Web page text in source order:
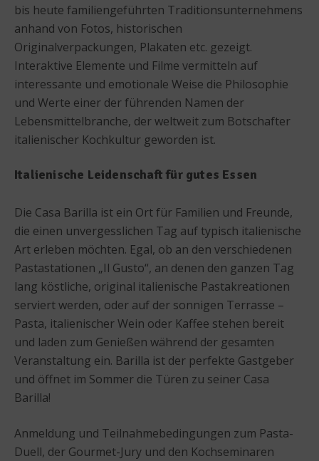
bis heute familiengeführten Traditionsunternehmens
anhand von Fotos, historischen
Originalverpackungen, Plakaten etc. gezeigt.
Interaktive Elemente und Filme vermitteln auf
interessante und emotionale Weise die Philosophie
und Werte einer der führenden Namen der
Lebensmittelbranche, der weltweit zum Botschafter
italienischer Kochkultur geworden ist.
Italienische Leidenschaft für gutes Essen
Die Casa Barilla ist ein Ort für Familien und Freunde,
die einen unvergesslichen Tag auf typisch italienische
Art erleben möchten. Egal, ob an den verschiedenen
Pastastationen „Il Gusto“, an denen den ganzen Tag
lang köstliche, original italienische Pastakreationen
serviert werden, oder auf der sonnigen Terrasse –
Pasta, italienischer Wein oder Kaffee stehen bereit
und laden zum Genießen während der gesamten
Veranstaltung ein. Barilla ist der perfekte Gastgeber
und öffnet im Sommer die Türen zu seiner Casa
Barilla!
Anmeldung und Teilnahmebedingungen zum Pasta-
Duell, der Gourmet-Jury und den Kochseminaren